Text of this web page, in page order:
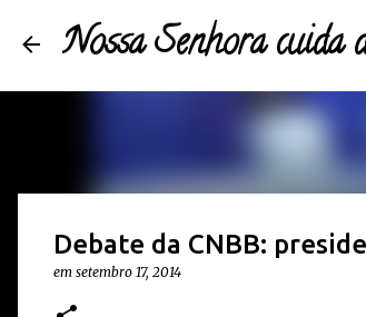
Nossa Senhora
Debate da CNBB:
em setembro 17, 2014